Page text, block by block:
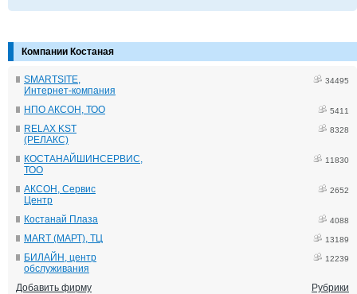
Компании Костаная
SMARTSITE,
Интернет-компания
34495
НПО АКСОН, ТОО 5411
RELAX KST
(РЕЛАКС)
8328
КОСТАНАЙШИНСЕРВИС,
ТОО
11830
АКСОН, Сервис
Центр
2652
Костанай Плаза 4088
MART (МАРТ), ТЦ 13189
БИЛАЙН, центр
обслуживания
12239
Добавить фирму Рубрики